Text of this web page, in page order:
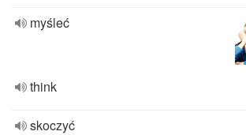
myśleć
think
skoczyć